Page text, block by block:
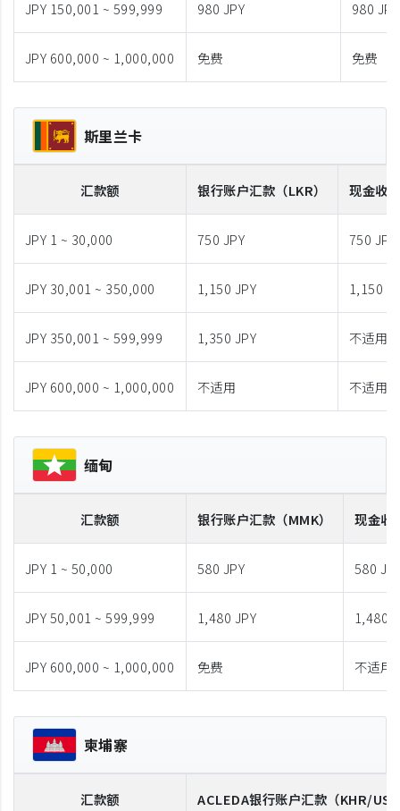
JPY 150,001 ~ 599,999 980 JPY 980 JPY
JPY 600,000 ~ 1,000,000 免费 免费
斯里兰卡
汇款额 银行账户汇款 （LKR） 现金收
JPY 1 ~ 30,000 750 JPY 750 JPY
JPY 30,001 ~ 350,000 1,150 JPY 1,150
JPY 350,001 ~ 599,999 1,350 JPY 不适用
JPY 600,000 ~ 1,000,000 不适用 不适用
缅甸
汇款额 银行账户汇款 （MMK） 现金收
JPY 1 ~ 50,000 580 JPY 580
JPY 50,001 ~ 599,999 1,480 JPY 1,480
JPY 600,000 ~ 1,000,000 免费 不适用
柬埔寨
汇款额 ACLEDA银行账户汇款 （KHR/